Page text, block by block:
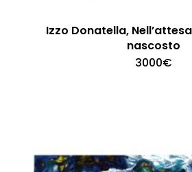
Izzo Donatella,
nascosto
3000€